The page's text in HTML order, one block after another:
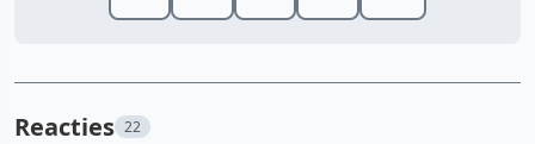
Reacties 22